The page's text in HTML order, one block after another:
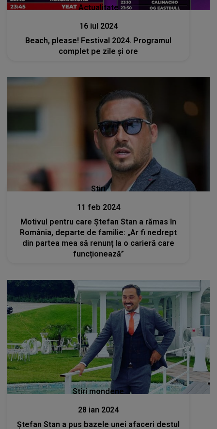
Actualitate
16 iul 2024
Beach, please! Festival 2024. Programul
complet pe zile și ore
Stiri
11 feb 2024
Motivul pentru care Ștefan Stan a rămas în
România, departe de familie: „Ar fi nedrept
din partea mea să renunț la o carieră care
funcționează”
Stiri mondene
28 ian 2024
Ștefan Stan a pus bazele unei afaceri destul